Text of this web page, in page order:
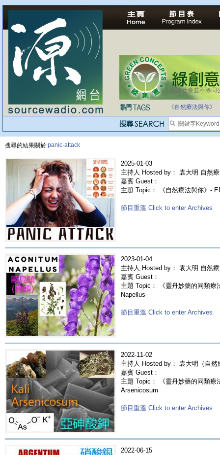
法治社會並不等同
《自然療法與你》
搜尋的結果關於:panic-attack
2025-01-03
主持人 Hosted by： 袁大明 自然
嘉賓 Guest：
主題 Topic： 《自然療法與你》-
節目重溫 Click to enter Archives
2023-01-04
主持人 Hosted by： 袁大明 自然
嘉賓 Guest：
主題 Topic： 《靈丹妙藥的同類
Napellus
節目重溫 Click to enter Archives
2022-11-02
主持人 Hosted by： 袁大明（自然
嘉賓 Guest：
主題 Topic： 《靈丹妙藥的同類
Arsenicosum
節目重溫 Click to enter Archives
2022-06-15